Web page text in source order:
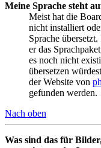
Meine Sprache steht
Meist hat die
nicht installiert
Sprache
er das
es noch nicht
übersetzen
der Website von
gefunden werden.
Nach oben
Was sind das für